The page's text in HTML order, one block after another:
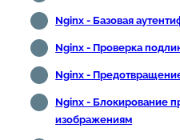
Nginx - Базовая
Nginx - Проверка
Nginx -
Nginx - Блокирование
изображениям